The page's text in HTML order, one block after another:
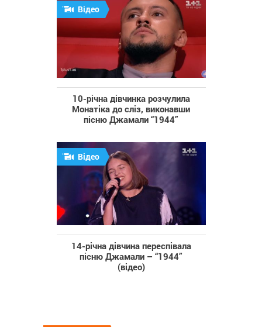
Відео
10-річна дівчинка розчулила
Монатіка до сліз, виконавши
пісню Джамали “1944”
Відео
14-річна дівчина переспівала
пісню Джамали – “1944”
(відео)